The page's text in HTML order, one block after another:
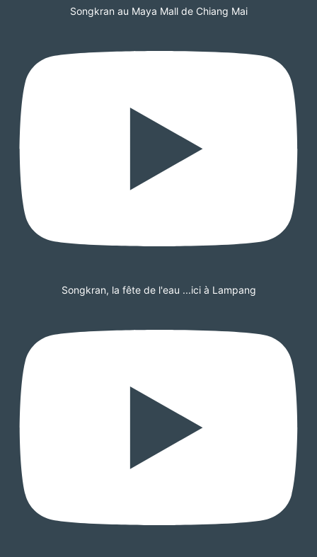
Songkran au Maya Mall de Chiang Mai
Songkran, la fête de l'eau ...ici à Lampang